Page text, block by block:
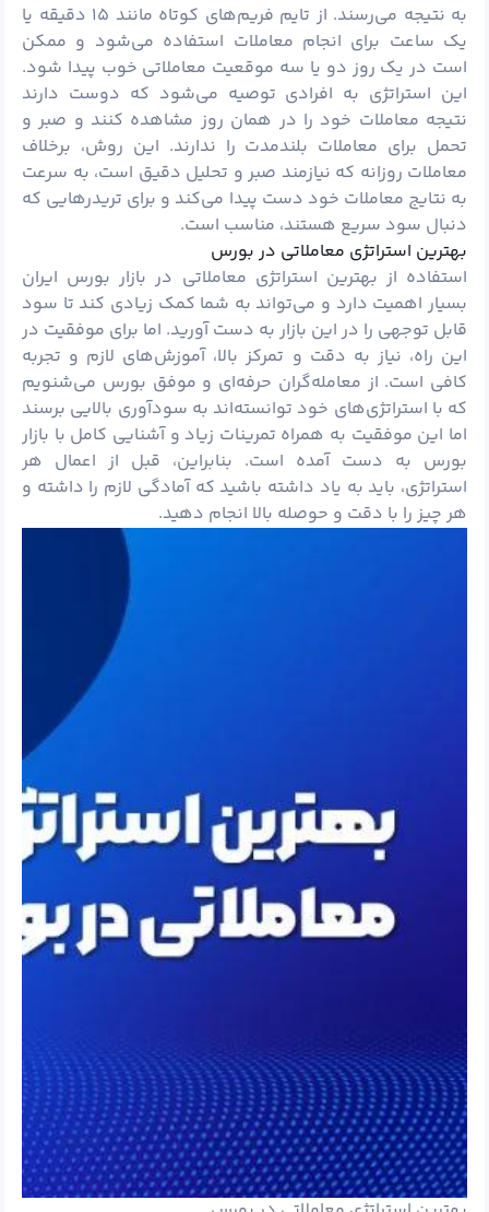
به نتیجه می‌رسند. از تایم فریم‌های کوتاه مانند ۱۵ دقیقه یا
یک ساعت برای انجام معاملات استفاده می‌شود و ممکن
است در یک روز دو یا سه موقعیت معاملاتی خوب پیدا شود.
این استراتژی به افرادی توصیه می‌شود که دوست دارند
نتیجه معاملات خود را در همان روز مشاهده کنند و صبر و
تحمل برای معاملات بلندمدت را ندارند. این روش، برخلاف
معاملات روزانه که نیازمند صبر و تحلیل دقیق است، به سرعت
به نتایج معاملات خود دست پیدا می‌کند و برای تریدرهایی که
دنبال سود سریع هستند، مناسب است.
بهترین استراتژی معاملاتی در بورس
استفاده از بهترین استراتژی معاملاتی در بازار بورس ایران
بسیار اهمیت دارد و می‌تواند به شما کمک زیادی کند تا سود
قابل توجهی را در این بازار به دست آورید. اما برای موفقیت در
این راه، نیاز به دقت و تمرکز بالا، آموزش‌های لازم و تجربه
کافی است. از معامله‌گران حرفه‌ای و موفق بورس می‌شنویم
که با استراتژی‌های خود توانسته‌اند به سودآوری بالایی برسند
اما این موفقیت به همراه تمرینات زیاد و آشنایی کامل با بازار
بورس به دست آمده است. بنابراین، قبل از اعمال هر
استراتژی، باید به یاد داشته باشید که آمادگی لازم را داشته و
هر چیز را با دقت و حوصله بالا انجام دهید.